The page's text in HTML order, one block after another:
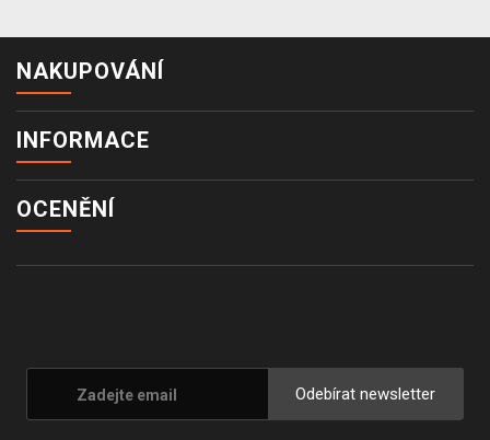
NAKUPOVÁNÍ
INFORMACE
OCENĚNÍ
Odebírat newsletter